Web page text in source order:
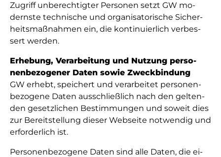
Zu­griff un­be­rech­tig­ter Per­so­nen setzt GW mo­
derns­te tech­ni­sche und or­ga­ni­sa­to­ri­sche Si­cher­
heits­maß­nah­men ein, die kon­ti­nu­ier­lich ver­bes­
sert wer­den.
Er­he­bung, Ver­ar­bei­tung und Nut­zung per­so­
nen­be­zo­ge­ner Da­ten so­wie Zweck­bin­dung
GW er­hebt, spei­chert und ver­ar­bei­tet per­so­nen­
be­zo­ge­ne Da­ten aus­schließ­lich nach den gel­ten­
den ge­setz­li­chen Be­stim­mun­gen und so­weit dies
zur Be­reit­stel­lung die­ser Web­sei­te not­wen­dig und
er­­for­­der­­lich ist.
Per­so­nen­be­zo­ge­ne Da­ten sind al­le Da­ten, die ei­